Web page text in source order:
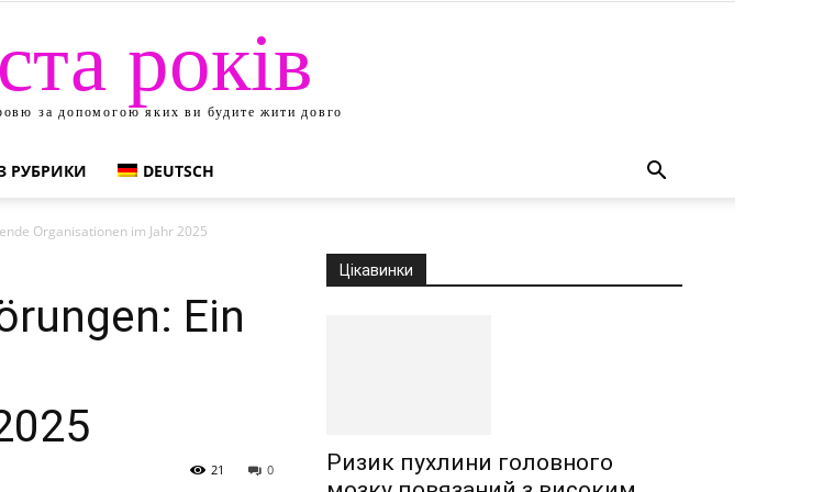
років
за допомогою яких ви будите жити довго
РУБРИКИ DEUTSCH
Organisationen im Jahr 2025
Ein
0
21
Цікавинки
Ризик пухлини головного